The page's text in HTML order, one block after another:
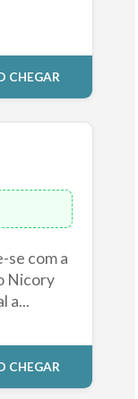
CHEGAR
se com a
Nicory
a...
CHEGAR